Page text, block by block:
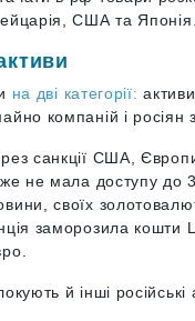
США та Японія.
на дві категорії:
компаній і росіян
санкції США, Європи
не мала доступу до
своїх
заморозила кошти
й інші